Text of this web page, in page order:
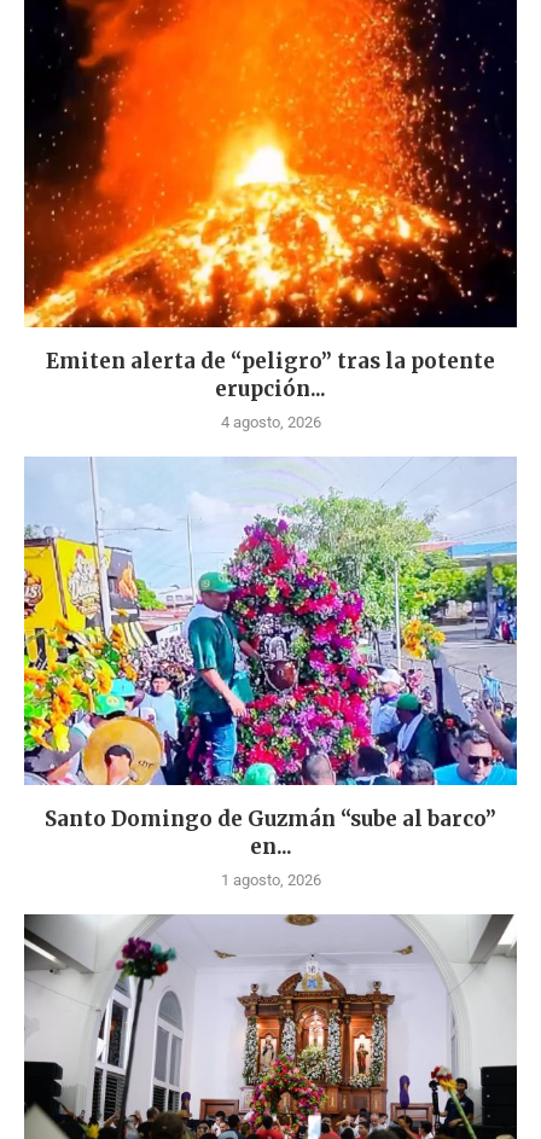
Emiten alerta de “peligro” tras la potente
erupción...
4 agosto, 2026
Santo Domingo de Guzmán “sube al barco”
en...
1 agosto, 2026